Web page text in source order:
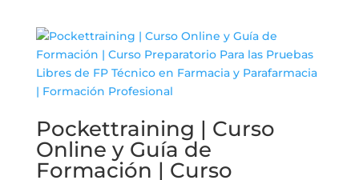
Pockettraining | Curso
Online y Guía de
Formación | Curso